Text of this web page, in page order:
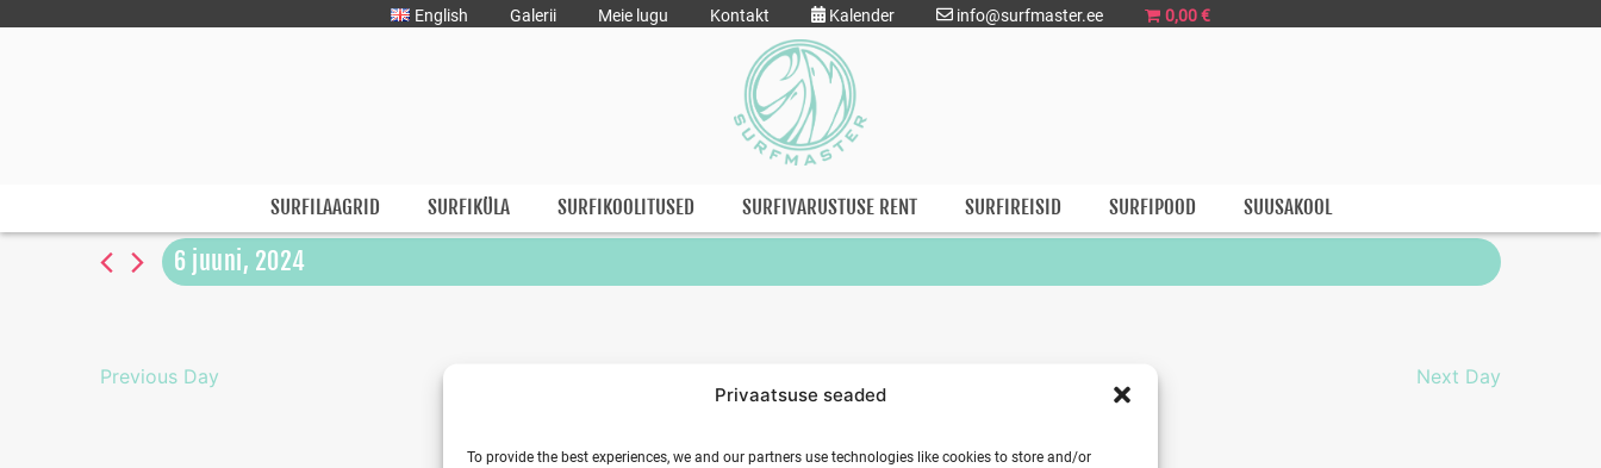
Privaatsuse seaded
To provide the best experiences, we and our partners use technologies like cookies to store and/or
English Galerii Meie lugu Kontakt Kalender info@surfmaster.ee 0,00 €
SURFILAAGRID SURFIKÜLA SURFIKOOLITUSED SURFIVARUSTUSE RENT SURFIREISID SURFIPOOD SUUSAKOOL
6 juuni, 2024
Previous Day Next Day